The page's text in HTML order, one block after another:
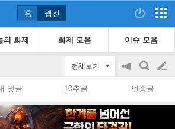
홈 웹진
의 화제 화제 모음 이슈 모음
전체보기
공
on/off
검
색
글
쓰
댓글 10추글 인증글